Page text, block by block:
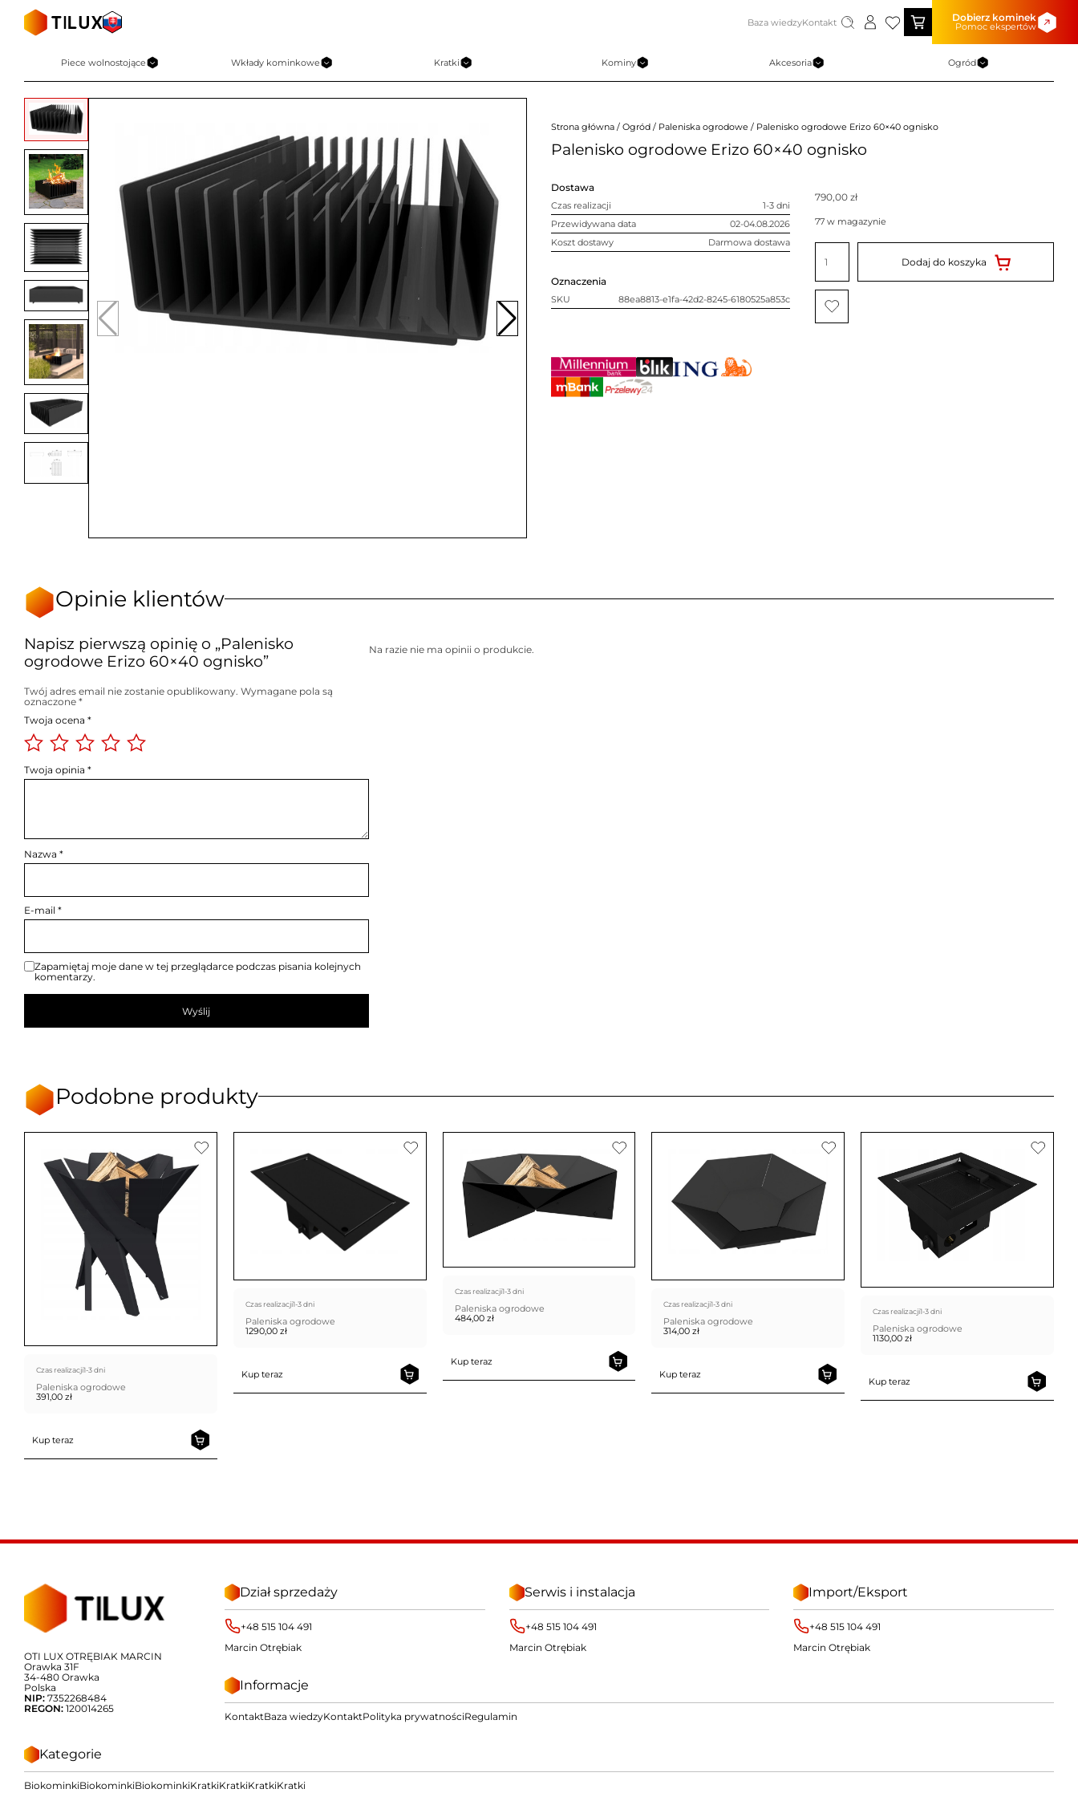
Baza wiedzyKontakt Dobierz kominek
Pomoc ekspertów
Piece wolnostojące Wkłady kominkowe Kratki Kominy Akcesoria Ogród
Strona główna / Ogród / Paleniska ogrodowe / Palenisko ogrodowe Erizo 60×40 ognisko
Palenisko ogrodowe Erizo 60×40 ognisko
Dostawa
Czas realizacji
1-3 dni
Przewidywana data
02-04.08.2026
Koszt dostawy
Darmowa dostawa
Oznaczenia
SKU 88ea8813-e1fa-42d2-8245-6180525a853c
790,00 zł
77 w magazynie
ilość
Palenisko
ogrodowe
Erizo
60x40
ognisko
Dodaj do koszyka
Opinie klientów
Na razie nie ma opinii o produkcie.
Napisz pierwszą opinię o „Palenisko
ogrodowe Erizo 60×40 ognisko”
Twój adres email nie zostanie opublikowany. Wymagane pola są
oznaczone *
Twoja ocena *
Twoja opinia *
Nazwa *
E-mail *
Zapamiętaj moje dane w tej przeglądarce podczas pisania kolejnych
komentarzy.
Podobne produkty
Czas realizacji1-3 dni
Paleniska ogrodowe
391,00 zł
Kup teraz
Czas realizacji1-3 dni
Paleniska ogrodowe
1290,00 zł
Kup teraz
Czas realizacji1-3 dni
Paleniska ogrodowe
484,00 zł
Kup teraz
Czas realizacji1-3 dni
Paleniska ogrodowe
314,00zł
Kup teraz
Czas realizacji1-3 dni
Paleniska ogrodowe
1130,00zł
Kup teraz
OTI LUX OTRĘBIAK MARCIN
Orawka 31F
34-480 Orawka
Polska
NIP: 7352268484
REGON: 120014265
Dział sprzedaży
+48 515 104 491
Marcin Otrębiak
Serwis i instalacja
+48 515 104 491
Marcin Otrębiak
Import/Eksport
+48 515 104 491
Marcin Otrębiak
Informacje
KontaktBaza wiedzyKontaktPolityka prywatnościRegulamin
Kategorie
BiokominkiBiokominkiBiokominkiKratkiKratkiKratkiKratki